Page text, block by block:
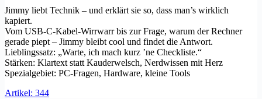
Jimmy liebt Technik – und erklärt sie so, dass man’s wirklich
kapiert.
Vom USB-C-Kabel-Wirrwarr bis zur Frage, warum der Rechner
gerade piept – Jimmy bleibt cool und findet die Antwort.
Lieblingssatz: „Warte, ich mach kurz ’ne Checkliste.“
Stärken: Klartext statt Kauderwelsch, Nerdwissen mit Herz
Spezialgebiet: PC-Fragen, Hardware, kleine Tools
Artikel: 344